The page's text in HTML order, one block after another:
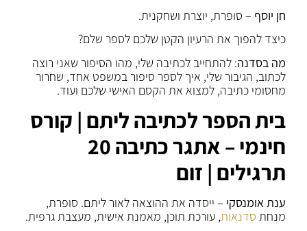
חן יוסף – סופרת, יוצרת ושחקנית.
כיצד להפוך את הרעיון הקטן שלכם לספר שלם?
מה בסדנה: להתחייב לכתיבה שלי, מהו הסיפור שאני רוצה
לכתוב, הגיבור שלי, איך לספר סיפור במשפט אחד, שחרור
מחסומי כתיבה, למצוא את הקסם האישי שלכם ועוד.
בית הספר לכתיבה ליתם | קורס
חינמי – אתגר כתיבה 20
תרגילים | זום
ענת אומנסקי – ייסדה את ההוצאה לאור ליתם. סופרת,
מנחת סדנאות, עורכת תוכן, מאמנת אישית, מעצבת גרפית.